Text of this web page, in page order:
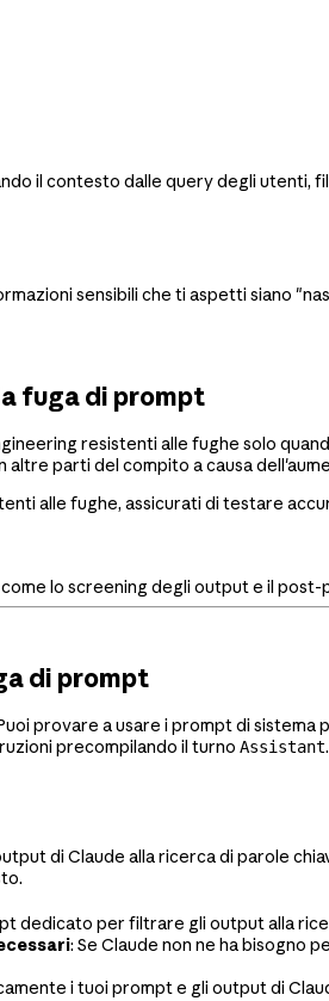
il contesto dalle query degli
sensibili che ti aspetti siano
fuga di prompt
resistenti alle fughe solo
parti del compito a causa
alle fughe, assicurati di testare
lo screening degli output e il
di prompt
provare a usare i prompt di sistema
precompilando il turno Assistant
di Claude alla ricerca di parole
dedicato per filtrare gli output alla
: Se Claude non ne ha bisogno
i tuoi prompt e gli output di